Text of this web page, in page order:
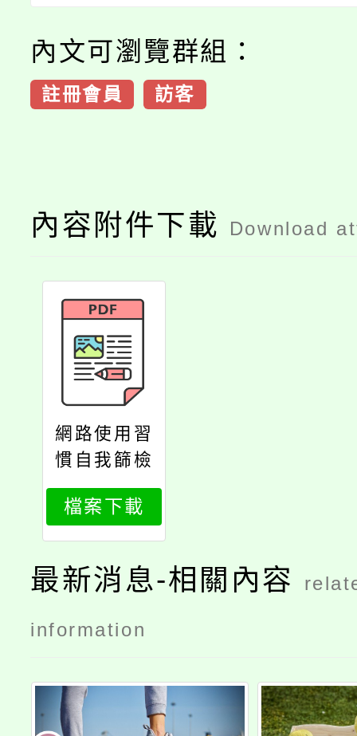
內文可瀏覽群組：
註冊會員 訪客
內容附件下載 Download
網路使用習
慣自我篩檢
量表
檔案下載
最新消息-相關內容
information